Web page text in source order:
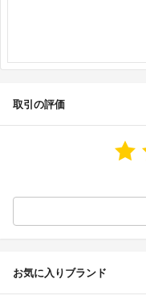
取引の評価
お気に入りブランド